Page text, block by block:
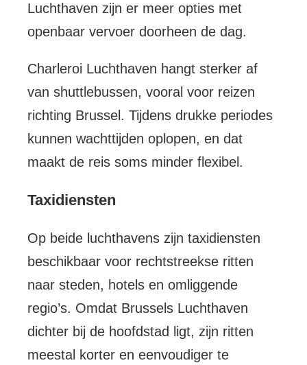
Luchthaven zijn er meer opties met
openbaar vervoer doorheen de dag.
Charleroi Luchthaven hangt sterker af
van shuttlebussen, vooral voor reizen
richting Brussel. Tijdens drukke periodes
kunnen wachttijden oplopen, en dat
maakt de reis soms minder flexibel.
Taxidiensten
Op beide luchthavens zijn taxidiensten
beschikbaar voor rechtstreekse ritten
naar steden, hotels en omliggende
regio’s. Omdat Brussels Luchthaven
dichter bij de hoofdstad ligt, zijn ritten
meestal korter en eenvoudiger te